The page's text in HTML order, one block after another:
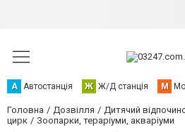
А Автостанція Ж Ж/Д станція М
Головна Дозвілля
Дитячий
цирк
Зоопарки, тераріуми, акваріуми